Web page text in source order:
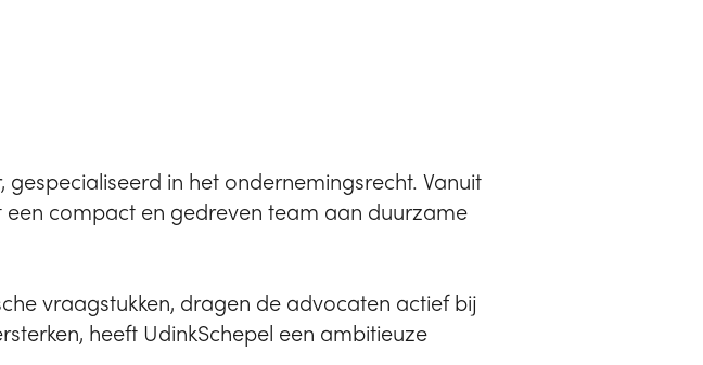
in het ondernemingsrecht. Vanuit
compact en gedreven team aan duurzame
vraagstukken, dragen de advocaten actief bij
heeft UdinkSchepel een ambitieuze